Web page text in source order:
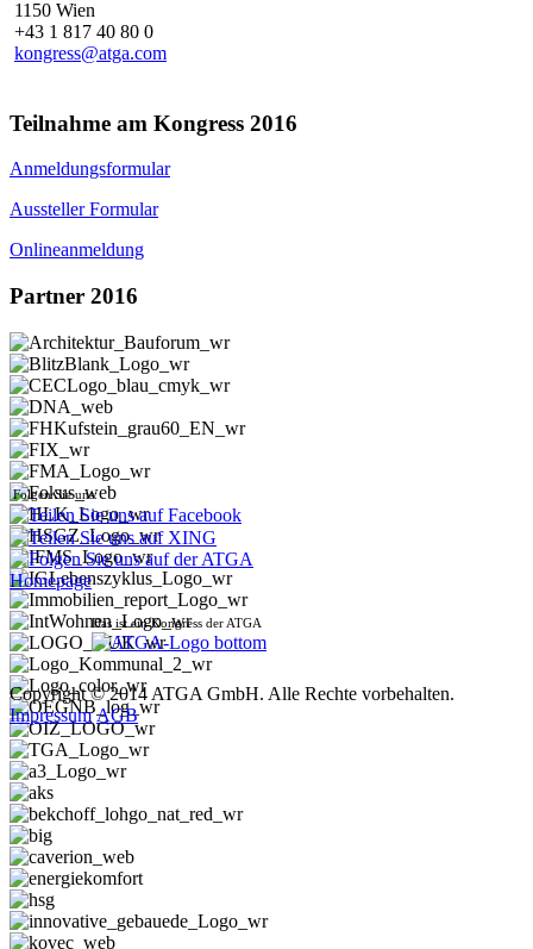
1150 Wien
+43 1 817 40 80 0
kongress@atga.com
Teilnahme am Kongress 2016
Anmeldungsformular
Aussteller Formular
Onlineanmeldung
Partner 2016
Folgen Sie uns:
Das ist ein Kongress der ATGA
Copyright © 2014 ATGA GmbH. Alle Rechte vorbehalten.
Impressum AGB